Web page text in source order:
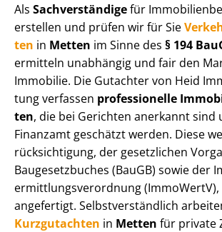
Als Sachverständigefür
erstellen und prüfen wir für Sie
ten in Metten im Sinne des § 194
ermitteln unabhängig und fair den
Immobilie. Die Gutachter von Heid
tung verfassen professionelle
ten, die bei Gerichten anerkannt sind
Finanzamt geschätzt werden. Diese
rück­sich­ti­gung, der gesetzlichen
Baugesetzbuches (BauGB) sowie der
ermitt­lungs­ver­ord­nung
angefertigt. Selbst­ver­ständ­lich
Kurzgutachten in Metten für private